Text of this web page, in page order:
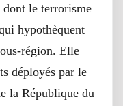
dont le terrorisme
hypothèquent
région. Elle
déployés par le
la République du